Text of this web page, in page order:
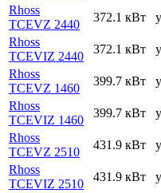
Rhoss
TCEVZ 2440
372.1 кВт
Rhoss
TCEVIZ 2440
372.1 кВт
Rhoss
TCEVZ 1460
399.7 кВт
Rhoss
TCEVIZ 1460
399.7 кВт
Rhoss
TCEVZ 2510
431.9 кВт
Rhoss
TCEVIZ 2510
431.9 кВт